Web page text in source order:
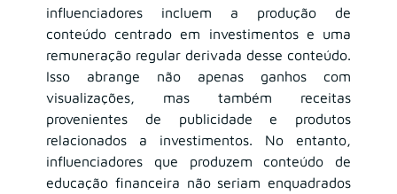
influenciadores incluem a produção de
conteúdo centrado em investimentos e uma
remuneração regular derivada desse conteúdo.
Isso abrange não apenas ganhos com
visualizações, mas também receitas
provenientes de publicidade e produtos
relacionados a investimentos. No entanto,
influenciadores que produzem conteúdo de
educação financeira não seriam enquadrados